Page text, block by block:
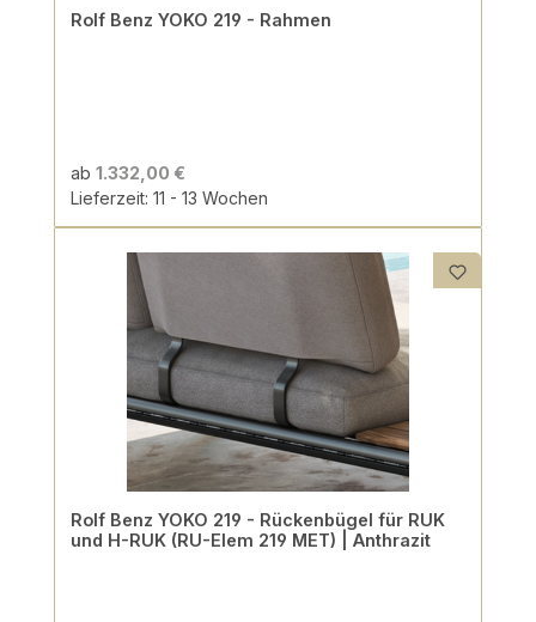
Rolf Benz YOKO 219 - Rahmen
ab 1.332,00 €
Lieferzeit: 11 - 13 Wochen
Rolf Benz YOKO 219 - Rückenbügel für RUK
und H-RUK (RU-Elem 219 MET) | Anthrazit